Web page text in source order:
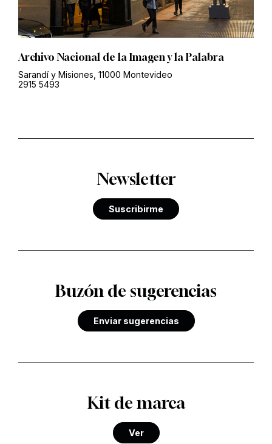
Archivo Nacional de la Imagen y la Palabra
Sarandí y Misiones, 11000 Montevideo
2915 5493
Newsletter
Suscribirme
Buzón de sugerencias
Enviar sugerencias
Kit de marca
Ver